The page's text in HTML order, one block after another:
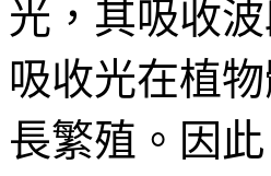
光，其吸收
吸收光在植
長繁殖。因